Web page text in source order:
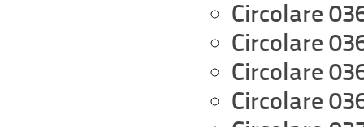
Circolare
Circolare
Circolare
Circolare